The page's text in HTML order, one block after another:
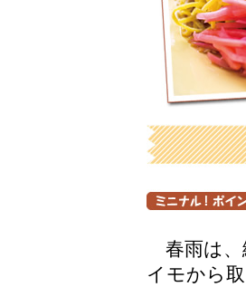
春雨は、
イモから